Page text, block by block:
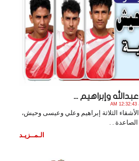
وإبراهيم ...
الثلاثة إبراهيم وعلي وعيسى وحيش،
. .
الـمــزيـد